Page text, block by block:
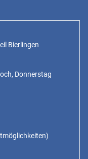
Bierlingen
Donnerstag